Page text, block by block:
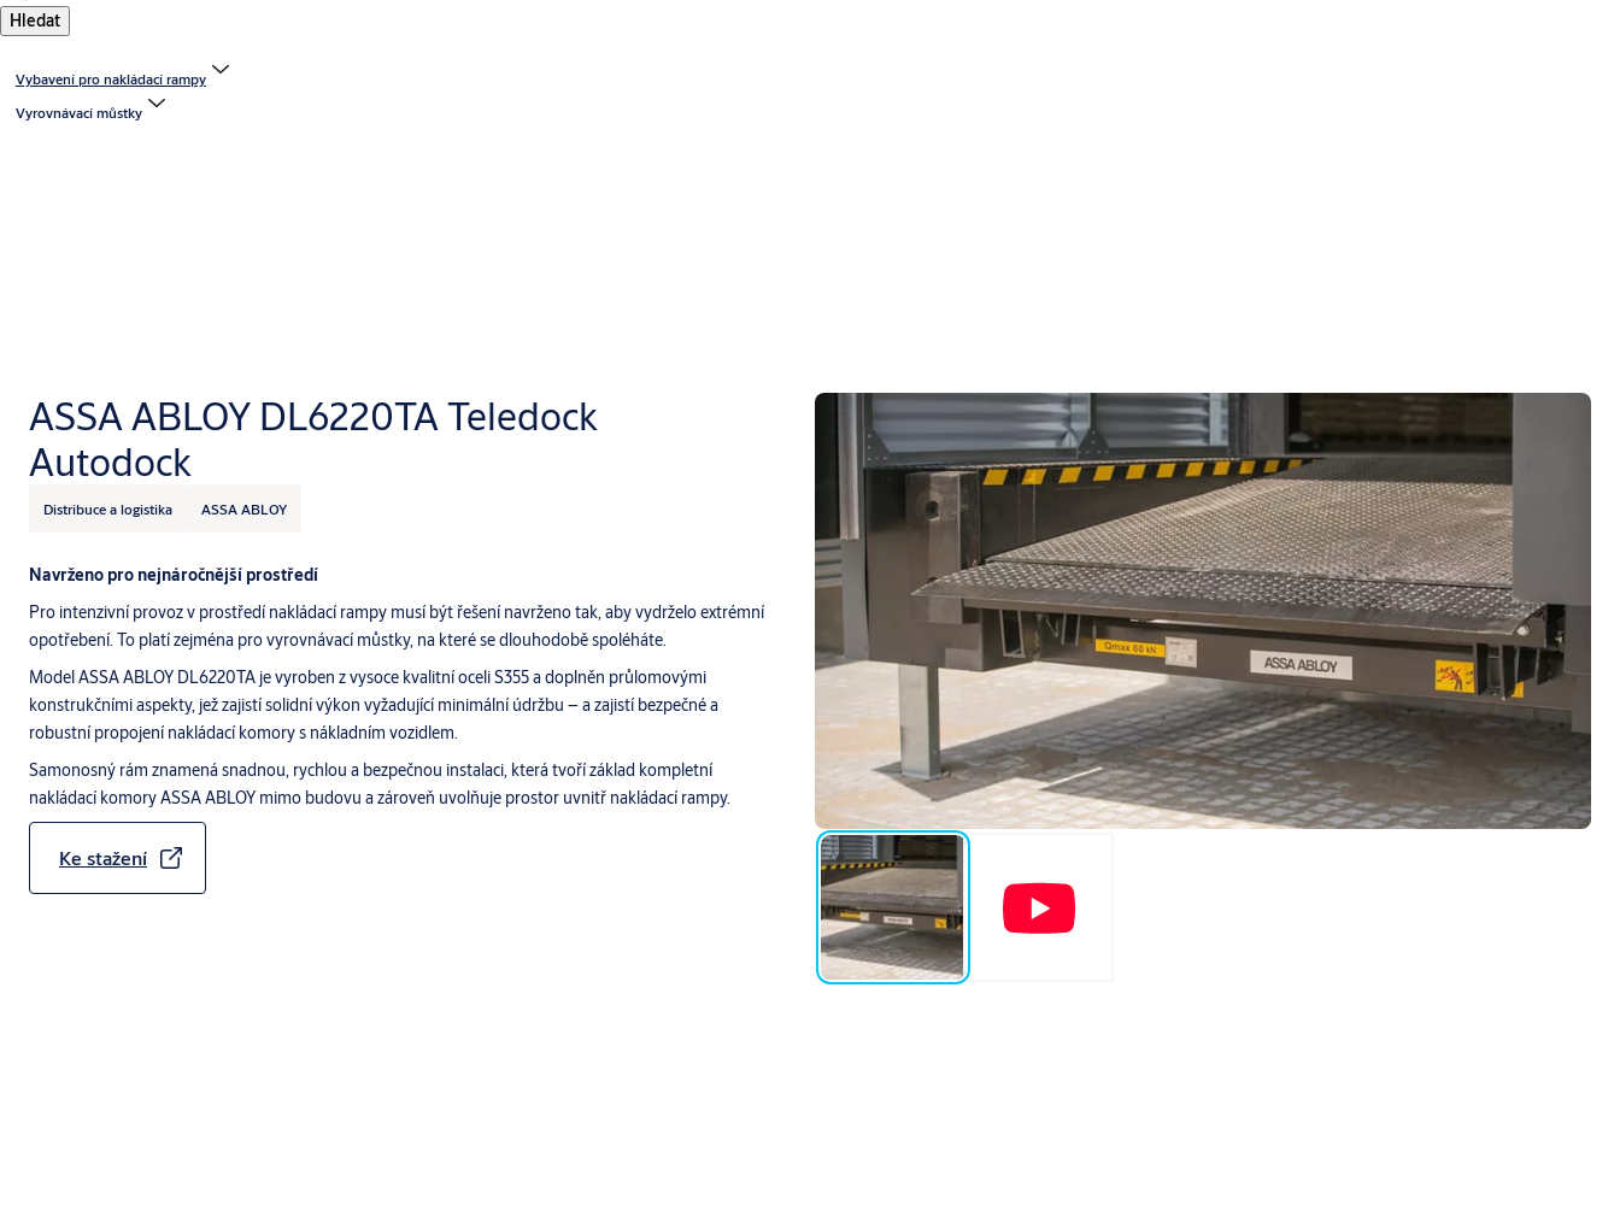
Hledat
Vybavení pro nakládací rampy
Vyrovnávací můstky
ASSA ABLOY DL6220TA Teledock
Autodock
Distribuce a logistika ASSA ABLOY
Navrženo pro nejnáročnější prostředí
Pro intenzivní provoz v prostředí nakládací rampy musí být řešení navrženo tak, aby vydrželo extrémní
opotřebení. To platí zejména pro vyrovnávací můstky, na které se dlouhodobě spoléháte.
Model ASSA ABLOY DL6220TA je vyroben z vysoce kvalitní oceli S355 a doplněn průlomovými
konstrukčními aspekty, jež zajistí solidní výkon vyžadující minimální údržbu – a zajistí bezpečné a
robustní propojení nakládací komory s nákladním vozidlem.
Samonosný rám znamená snadnou, rychlou a bezpečnou instalaci, která tvoří základ kompletní
nakládací komory ASSA ABLOY mimo budovu a zároveň uvolňuje prostor uvnitř nakládací rampy.
Ke stažení